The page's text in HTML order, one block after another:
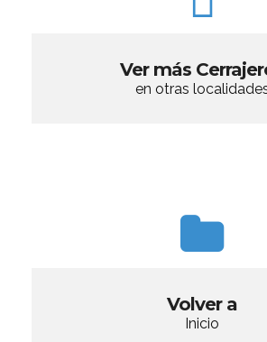
Ver más
en otras
Volver a
Inicio